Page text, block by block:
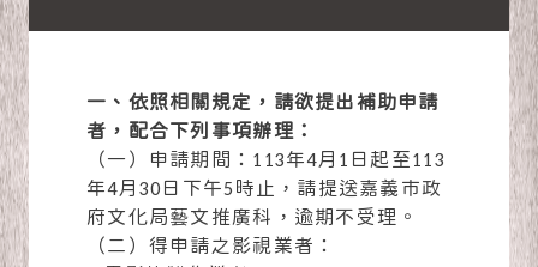
一、依照相關規定，請欲提出補助申請
者，配合下列事項辦理：
（一）申請期間：113年4月1日起至113
年4月30日下午5時止，請提送嘉義市政
府文化局藝文推廣科，逾期不受理。
（二）得申請之影視業者：